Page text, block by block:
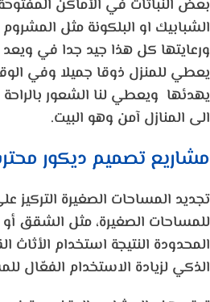
بعض النباتات في الأماكن
الشبابيك او البلكونة مثل المشروم
ورعايتها كل هذا جيد جدا في ويعد
يعطي للمنزل ذوقا جميلا وفي
يهدئها ويعطي لنا الشعور بالراحة
الى المنازل آمن وهو البيت.
مشاريع تصميم ديكور
تجديد المساحات الصغيرة التركيز
للمساحات الصغيرة، مثل الشقق
المحدودة النتيجة استخدام الأثاث
الذكي لزيادة الاستخدام الفعّال